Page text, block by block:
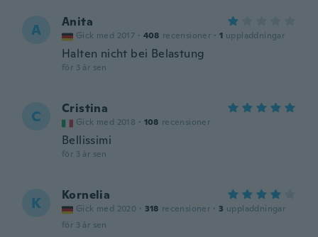
A Anita
Gick med 2017 · 408 recensioner · 1 uppladdningar
Halten nicht bei Belastung
för 3 år sen
C Cristina
Gick med 2018 · 108 recensioner
Bellissimi
för 3 år sen
K Kornelia
Gick med 2020 · 318 recensioner · 3 uppladdningar
för 3 år sen